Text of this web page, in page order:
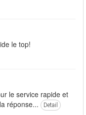
le top!
le service rapide et
réponse...
Detail